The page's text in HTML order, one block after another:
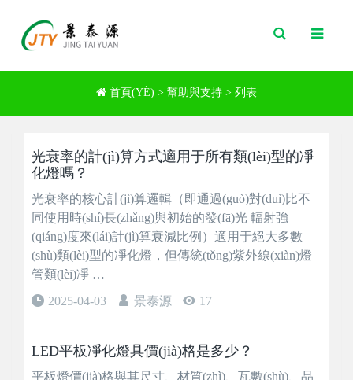
Toggle
Search
首頁(YÈ) > 幫助與支持 > 列表
光衰率的計(jì)算方式適用于所有類(lèi)型的凈
化燈嗎？
光衰率的核心計(jì)算邏輯（即通過(guò)對(duì)比不
同使用時(shí)長(zhǎng)與初始的發(fā)光 輻射強
(qiáng)度來(lái)計(jì)算衰減比例）適用于絕大多數
(shù)類(lèi)型的凈化燈，但傳統(tǒng)紫外線(xiàn)燈
管類(lèi)凈 …
2025-04-03
景泰源 17
LED平板凈化燈具價(jià)格是多少？
平板燈價(jià)格與其尺寸、材質(zhì)、瓦數(shù)、品